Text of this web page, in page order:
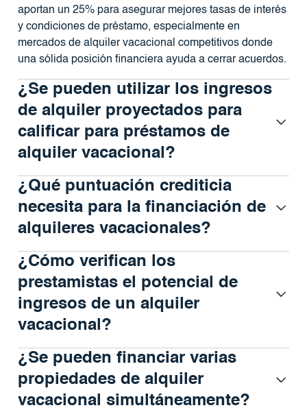
aportan un 25% para asegurar mejores tasas de interés
y condiciones de préstamo, especialmente en
mercados de alquiler vacacional competitivos donde
una sólida posición financiera ayuda a cerrar acuerdos.
¿Se pueden utilizar los ingresos
de alquiler proyectados para
calificar para préstamos de
alquiler vacacional?
¿Qué puntuación crediticia
necesita para la financiación de
alquileres vacacionales?
¿Cómo verifican los
prestamistas el potencial de
ingresos de un alquiler
vacacional?
¿Se pueden financiar varias
propiedades de alquiler
vacacional simultáneamente?